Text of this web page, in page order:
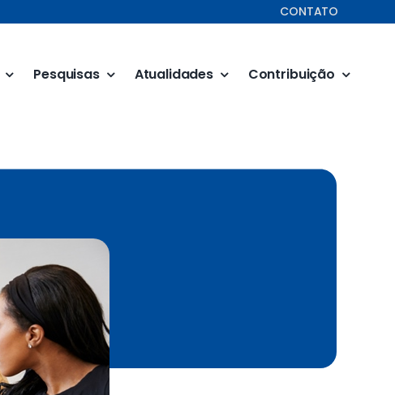
CONTATO
Pesquisas Atualidades Contribuição